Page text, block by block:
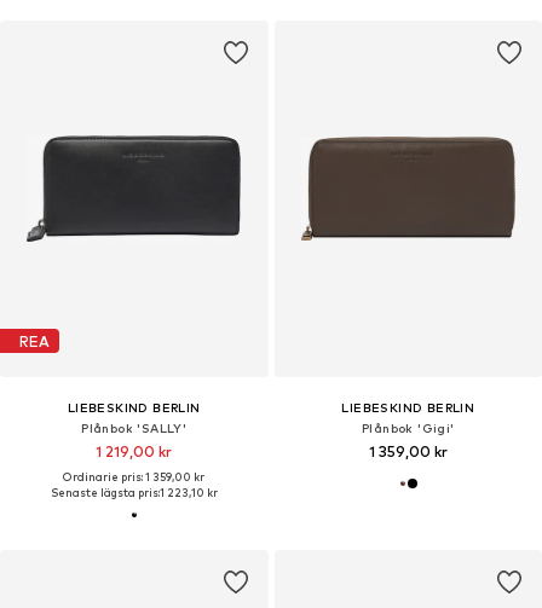
REA
LIEBESKIND BERLIN
Plånbok 'SALLY'
1 219,00 kr
Ordinarie pris: 1 359,00 kr
Senaste lägsta pris:1 223,10 kr
LIEBESKIND BERLIN
Plånbok 'Gigi'
1 359,00 kr